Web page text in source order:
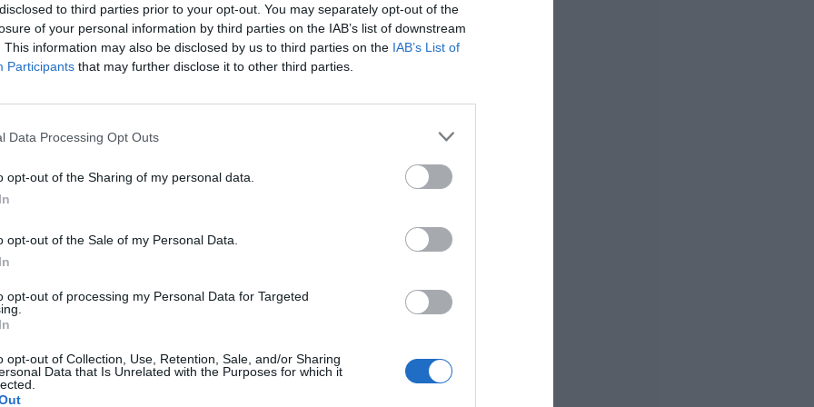
to third parties prior to your opt-out. You may separately opt-out of the
of your personal information by third parties on the IAB’s list of downstream
This information may also be disclosed by us to third parties on the IAB’s List of
Participants that may further disclose it to other third parties.
Data Processing Opt Outs
opt-out of the Sharing of my personal data.
opt-out of the Sale of my Personal Data.
opt-out of processing my Personal Data for Targeted
opt-out of Collection, Use, Retention, Sale, and/or Sharing
Data that Is Unrelated with the Purposes for which it
a la galería de fotos completa
fin de semana una de esas citas llamadas a
Gerencia
edición delGerencia Fest
espacio histórico en un punto de
durante cuatro intensas jornadas.
abril, el recinto —antiguo hogar de los chalés
por completo su fisonomía para acoger
ha sido la gran protagonista
tributos y una amplia oferta de food trucks
para todos los públicos.
desde el primer